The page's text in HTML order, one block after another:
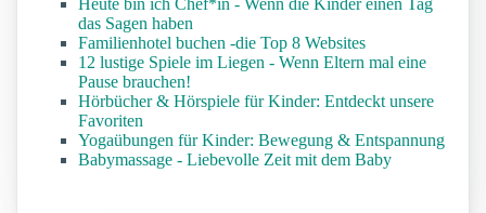
Heute bin ich Chef*in - Wenn die Kinder einen Tag
das Sagen haben
Familienhotel buchen -die Top 8 Websites
12 lustige Spiele im Liegen - Wenn Eltern mal eine
Pause brauchen!
Hörbücher & Hörspiele für Kinder: Entdeckt unsere
Favoriten
Yogaübungen für Kinder: Bewegung & Entspannung
Babymassage - Liebevolle Zeit mit dem Baby